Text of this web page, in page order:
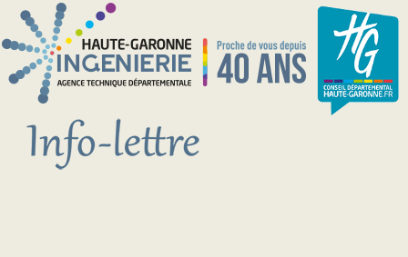
Aller au contenu principal